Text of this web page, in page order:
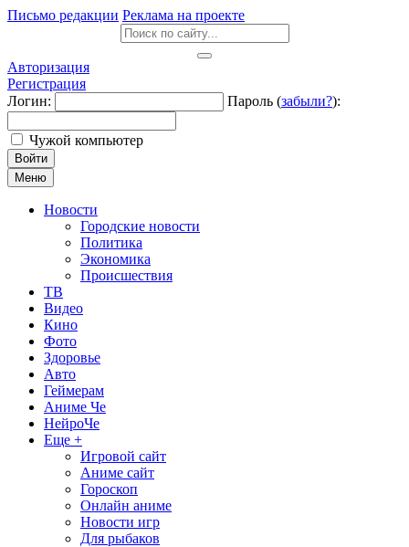
Письмо редакции Реклама на проекте
Авторизация
Регистрация
Логин:
Пароль (забыли?):
Чужой компьютер
Войти
Меню
Новости
Городские новости
Политика
Экономика
Происшествия
ТВ
Видео
Кино
Фото
Здоровье
Авто
Геймерам
Аниме Че
НейроЧе
Еще +
Игровой сайт
Аниме сайт
Гороскоп
Онлайн аниме
Новости игр
Для рыбаков